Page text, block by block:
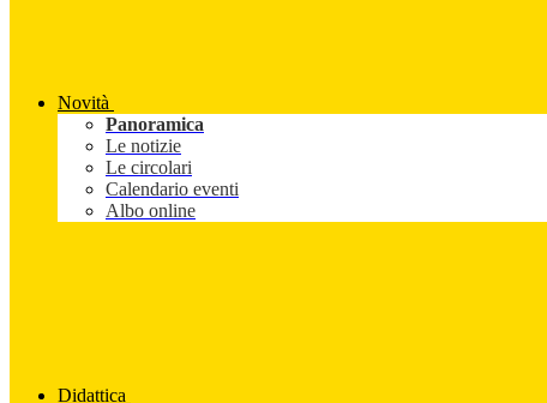
Novità
Panoramica
Le notizie
Le circolari
Calendario eventi
Albo online
Didattica